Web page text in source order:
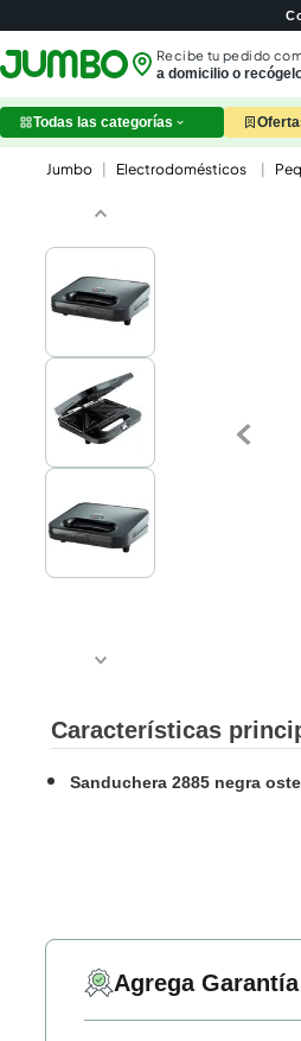
Recibe tu pedido
a domicilio o
Todas las categorías
Electrodomésticos
Características
Sanduchera 2885 negra
Agrega